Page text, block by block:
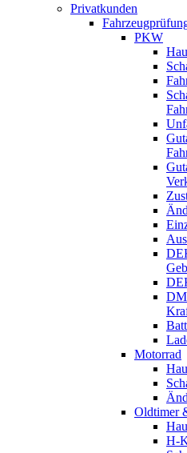
Privatkunden
PKW
Motorrad
Oldtimer
H-